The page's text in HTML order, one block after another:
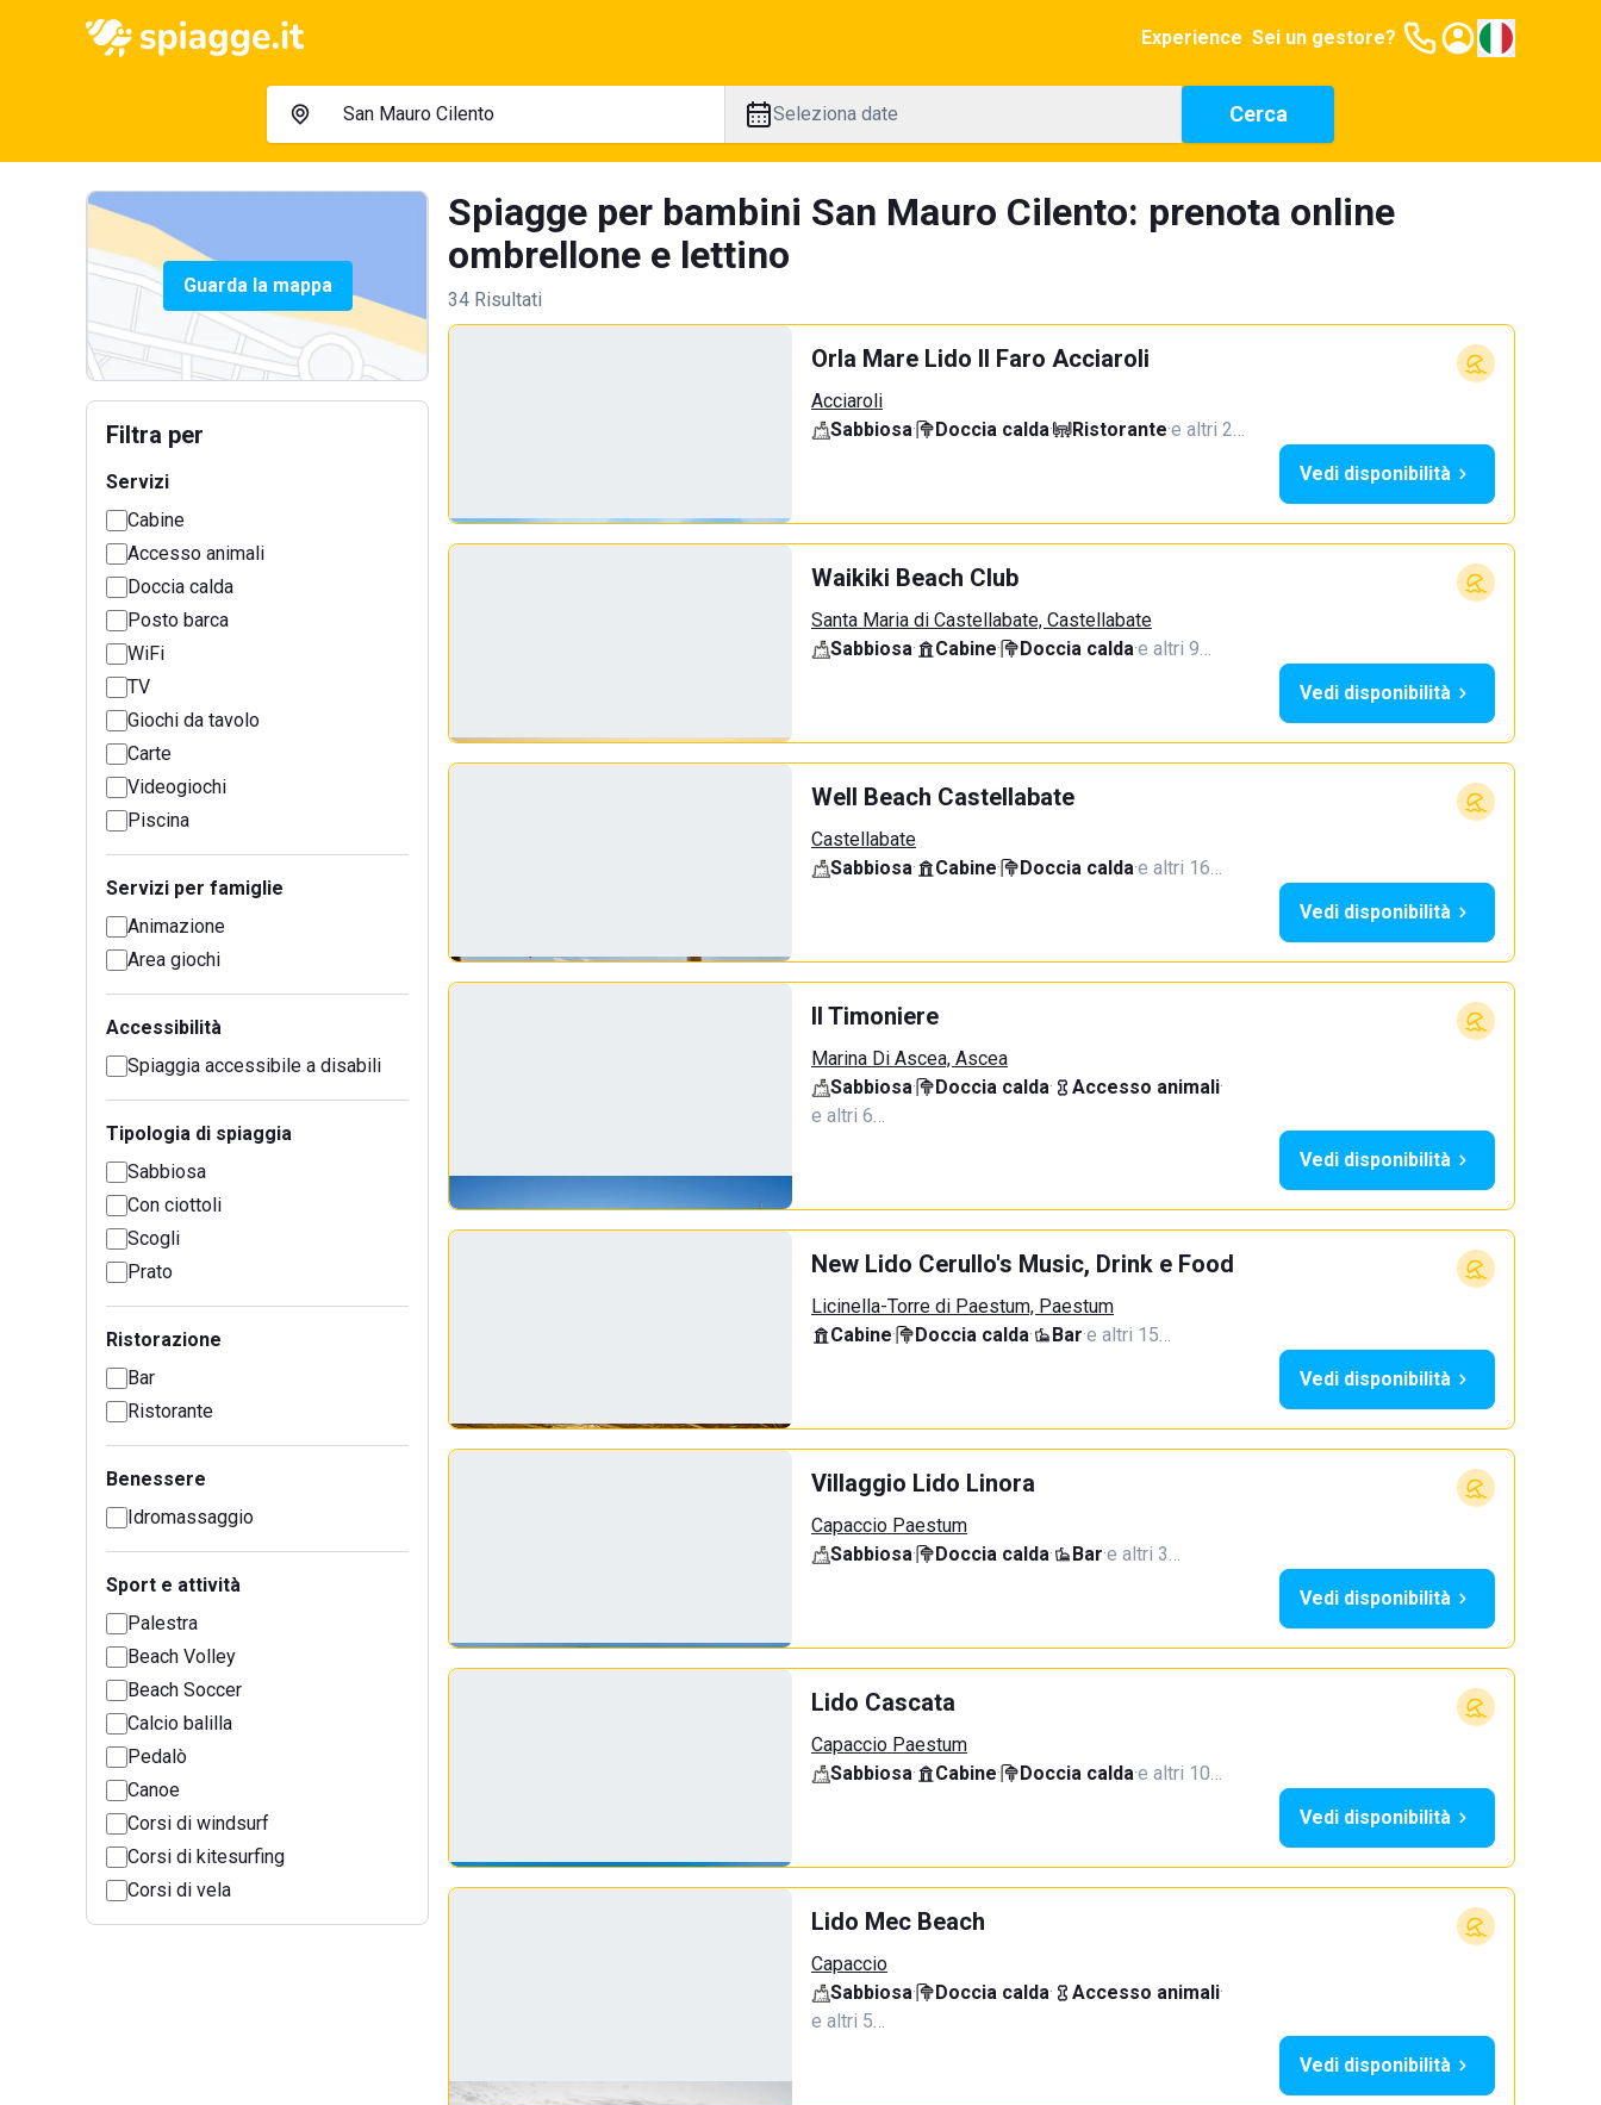
Experience Sei un gestore?
Seleziona date Cerca
Guarda la mappa
Filtra per
Servizi
Cabine
Accesso animali
Doccia calda
Posto barca
WiFi
TV
Giochi da tavolo
Carte
Videogiochi
Piscina
Servizi per famiglie
Animazione
Area giochi
Accessibilità
Spiaggia accessibile a disabili
Tipologia di spiaggia
Sabbiosa
Con ciottoli
Scogli
Prato
Ristorazione
Bar
Ristorante
Benessere
Idromassaggio
Sport e attività
Palestra
Beach Volley
Beach Soccer
Calcio balilla
Pedalò
Canoe
Corsi di windsurf
Corsi di kitesurfing
Corsi di vela
Spiagge per bambini San Mauro Cilento: prenota online
ombrellone e lettino
34 Risultati
Orla Mare Lido Il Faro Acciaroli
Acciaroli
Sabbiosa· Doccia calda· Ristorante·e altri 2…
Vedi disponibilità
Waikiki Beach Club
Santa Maria di Castellabate, Castellabate
Sabbiosa· Cabine· Doccia calda·e altri 9…
Vedi disponibilità
Well Beach Castellabate
Castellabate
Sabbiosa· Cabine· Doccia calda·e altri 16…
Vedi disponibilità
Il Timoniere
Marina Di Ascea, Ascea
Sabbiosa· Doccia calda· Accesso animali·
e altri 6…
Vedi disponibilità
New Lido Cerullo's Music, Drink e Food
Licinella-Torre di Paestum, Paestum
Cabine· Doccia calda· Bar·e altri 15…
Vedi disponibilità
Villaggio Lido Linora
Capaccio Paestum
Sabbiosa· Doccia calda· Bar·e altri 3…
Vedi disponibilità
Lido Cascata
Capaccio Paestum
Sabbiosa· Cabine· Doccia calda·e altri 10…
Vedi disponibilità
Lido Mec Beach
Capaccio
Sabbiosa· Doccia calda· Accesso animali·
e altri 5…
Vedi disponibilità